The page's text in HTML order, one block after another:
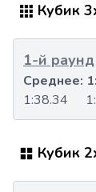
Кубик
1-й раунд
1:38.34
Среднее:
Кубик